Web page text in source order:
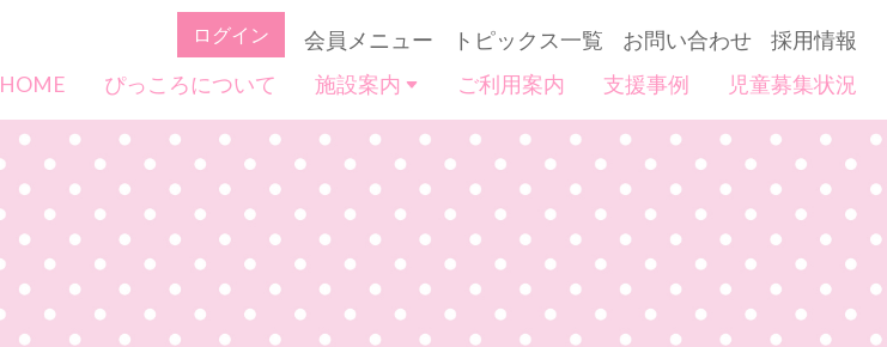
ログイン 会員メニュー トピックス一覧 お問い合わせ
採用情報
HOME
ぴっころについて 施設案内 ご利用案内 支援事例 児童募集状況